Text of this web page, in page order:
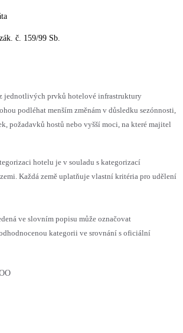
č. 159/99 Sb.
jednotlivých prvků hotelové infrastruktury
podléhat menším změnám v důsledku sezónnosti,
požadavků hostů nebo vyšší moci, na které majitel
hotelu je v souladu s kategorizací
Každá země uplatňuje vlastní kritéria pro udělení
ve slovním popisu může označovat
kategorii ve srovnání s oficiální